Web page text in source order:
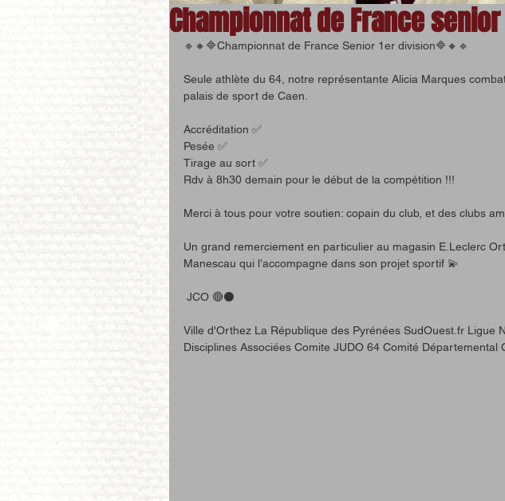
Championnat de France
🔹🔸🔷Championnat de France Senior 1er division🔷🔸🔹
Seule athlète du 64, notre représentante Alicia Marques
palais de sport de Caen.
Accréditation ✅
Pesée ✅
Tirage au sort ✅
Rdv à 8h30 demain pour le début de la compétition !!!
Merci à tous pour votre soutien: copain du club, et des clubs
Un grand remerciement en particulier au magasin E.Leclerc
Manescau qui l’accompagne dans son projet sportif 💫
JCO 🔴⚫️
Ville d'Orthez La République des Pyrénées SudOuest.fr Ligue
Disciplines Associées Comite JUDO 64 Comité Départemental